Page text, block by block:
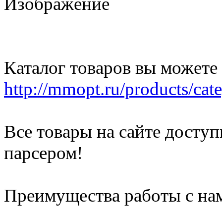
Каталог товаров вы можете
http://mmopt.ru/products/
Все товары на сайте
парсером!
Преимущества работы с